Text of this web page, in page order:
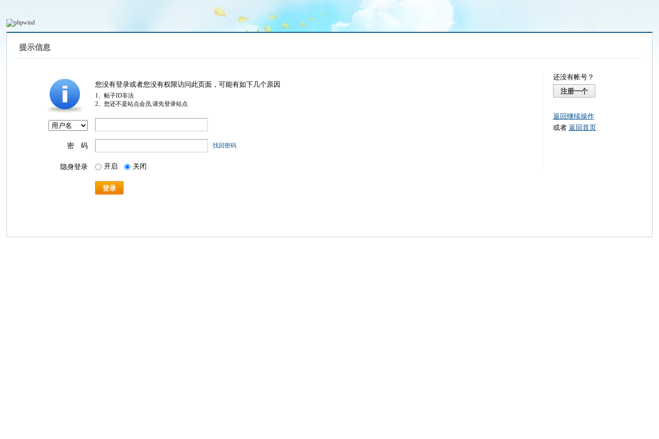
提示信息
您没有登录或者您没有权限访问此页面，可能有如下几个原因
1、帖子ID非法
2、您还不是站点会员,请先登录站点
密 码 找回密码
隐身登录 开启 关闭
登录
还没有帐号？
注册一个
返回继续操作
或者 返回首页